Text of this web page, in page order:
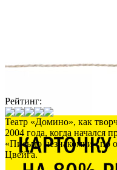
Рейтинг:
Театр «Домино», как
2004 года, когда начался
«Письмо незнакомки» по
Цвейга.